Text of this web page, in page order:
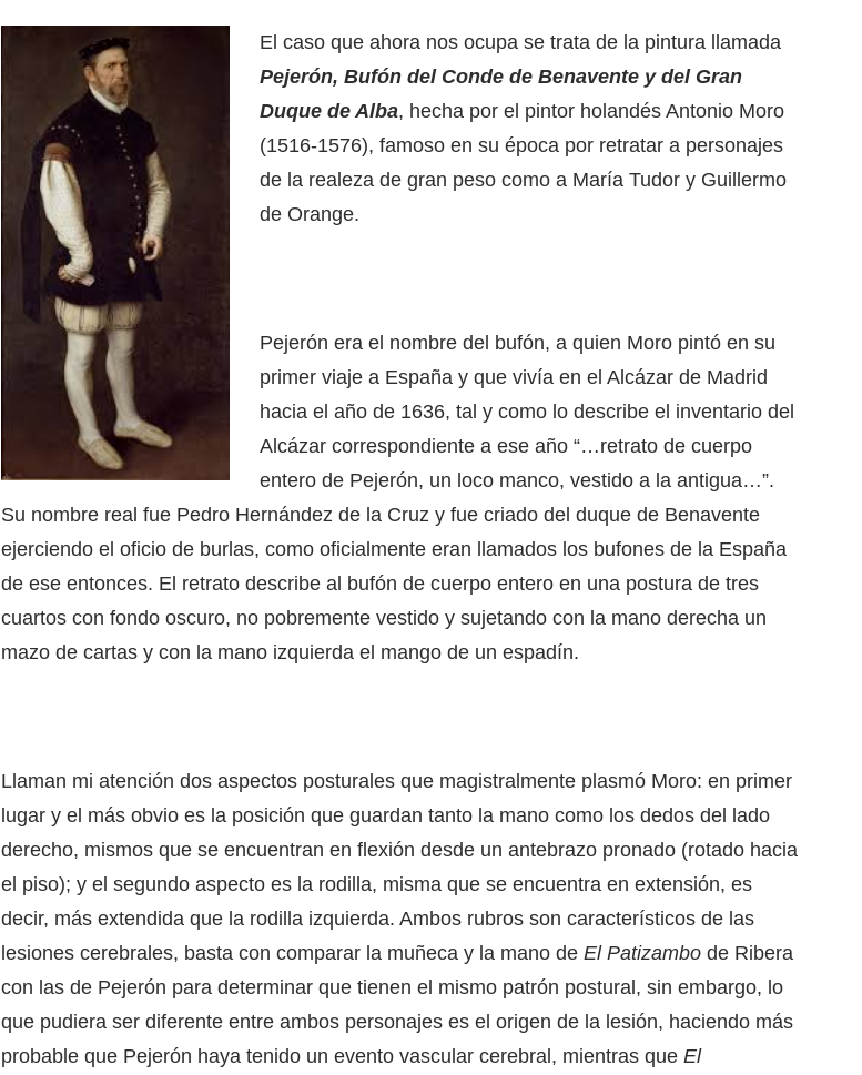
El caso que ahora nos ocupa se trata de la pintura llamada
Pejerón, Bufón del Conde de Benavente y del Gran
Duque de Alba, hecha por el pintor holandés Antonio Moro
(1516-1576), famoso en su época por retratar a personajes
de la realeza de gran peso como a María Tudor y Guillermo
de Orange.
Pejerón era el nombre del bufón, a quien Moro pintó en su
primer viaje a España y que vivía en el Alcázar de Madrid
hacia el año de 1636, tal y como lo describe el inventario del
Alcázar correspondiente a ese año “…retrato de cuerpo
entero de Pejerón, un loco manco, vestido a la antigua…”.
Su nombre real fue Pedro Hernández de la Cruz y fue criado del duque de Benavente
ejerciendo el oficio de burlas, como oficialmente eran llamados los bufones de la España
de ese entonces. El retrato describe al bufón de cuerpo entero en una postura de tres
cuartos con fondo oscuro, no pobremente vestido y sujetando con la mano derecha un
mazo de cartas y con la mano izquierda el mango de un espadín.
Llaman mi atención dos aspectos posturales que magistralmente plasmó Moro: en primer
lugar y el más obvio es la posición que guardan tanto la mano como los dedos del lado
derecho, mismos que se encuentran en flexión desde un antebrazo pronado (rotado hacia
el piso); y el segundo aspecto es la rodilla, misma que se encuentra en extensión, es
decir, más extendida que la rodilla izquierda. Ambos rubros son característicos de las
lesiones cerebrales, basta con comparar la muñeca y la mano deEl Patizambo de Ribera
con las de Pejerón para determinar que tienen el mismo patrón postural, sin embargo, lo
que pudiera ser diferente entre ambos personajes es el origen de la lesión, haciendo más
probable que Pejerón haya tenido un evento vascular cerebral, mientras queEl